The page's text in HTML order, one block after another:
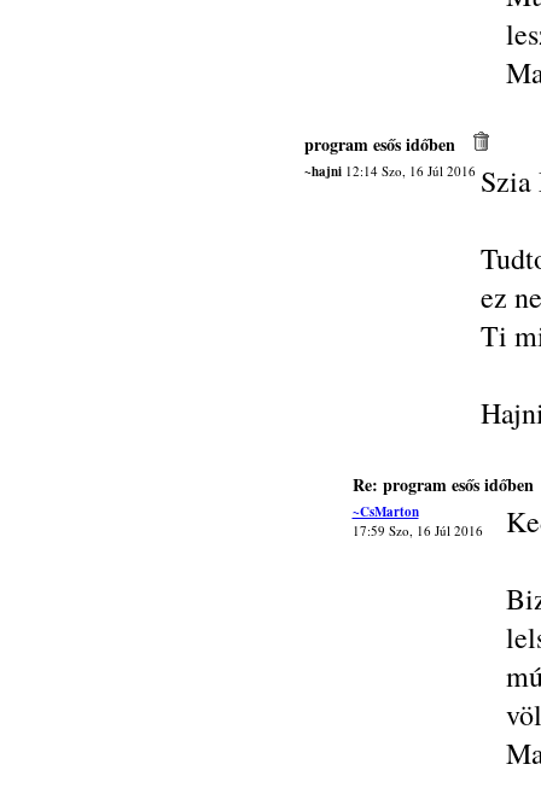
program esős időben
~hajni12:14 Szo, 16 Júl 2016
ez
Ti
Re: program esős időben
~CsMarton
17:59 Szo, 16 Júl 2016